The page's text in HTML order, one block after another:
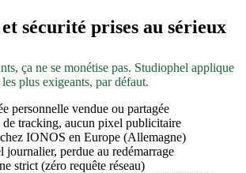
sécurité prises au sérieux
ça ne se monétise pas. Studiophel applique
plus exigeants, par défaut.
personnelle vendue ou partagée
tracking, aucun pixel publicitaire
IONOS en Europe (Allemagne)
journalier, perdue au redémarrage
strict (zéro requête réseau)